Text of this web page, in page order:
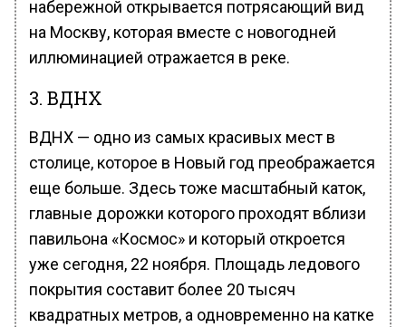
набережной открывается потрясающий вид
на Москву, которая вместе с новогодней
иллюминацией отражается в реке.
3. ВДНХ
ВДНХ — одно из самых красивых мест в
столице, которое в Новый год преображается
еще больше. Здесь тоже масштабный каток,
главные дорожки которого проходят вблизи
павильона «Космос» и который откроется
уже сегодня, 22 ноября. Площадь ледового
покрытия составит более 20 тысяч
квадратных метров, а одновременно на катке